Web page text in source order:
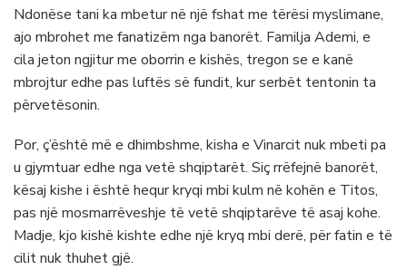
Ndonëse tani ka mbetur në një fshat me tërësi myslimane,
ajo mbrohet me fanatizëm nga banorët. Familja Ademi, e
cila jeton ngjitur me oborrin e kishës, tregon se e kanë
mbrojtur edhe pas luftës së fundit, kur serbët tentonin ta
përvetësonin.
Por, ç’është më e dhimbshme, kisha e Vinarcit nuk mbeti pa
u gjymtuar edhe nga vetë shqiptarët. Siç rrëfejnë banorët,
kësaj kishe i është hequr kryqi mbi kulm në kohën e Titos,
pas një mosmarrëveshje të vetë shqiptarëve të asaj kohe.
Madje, kjo kishë kishte edhe një kryq mbi derë, për fatin e të
cilit nuk thuhet gjë.